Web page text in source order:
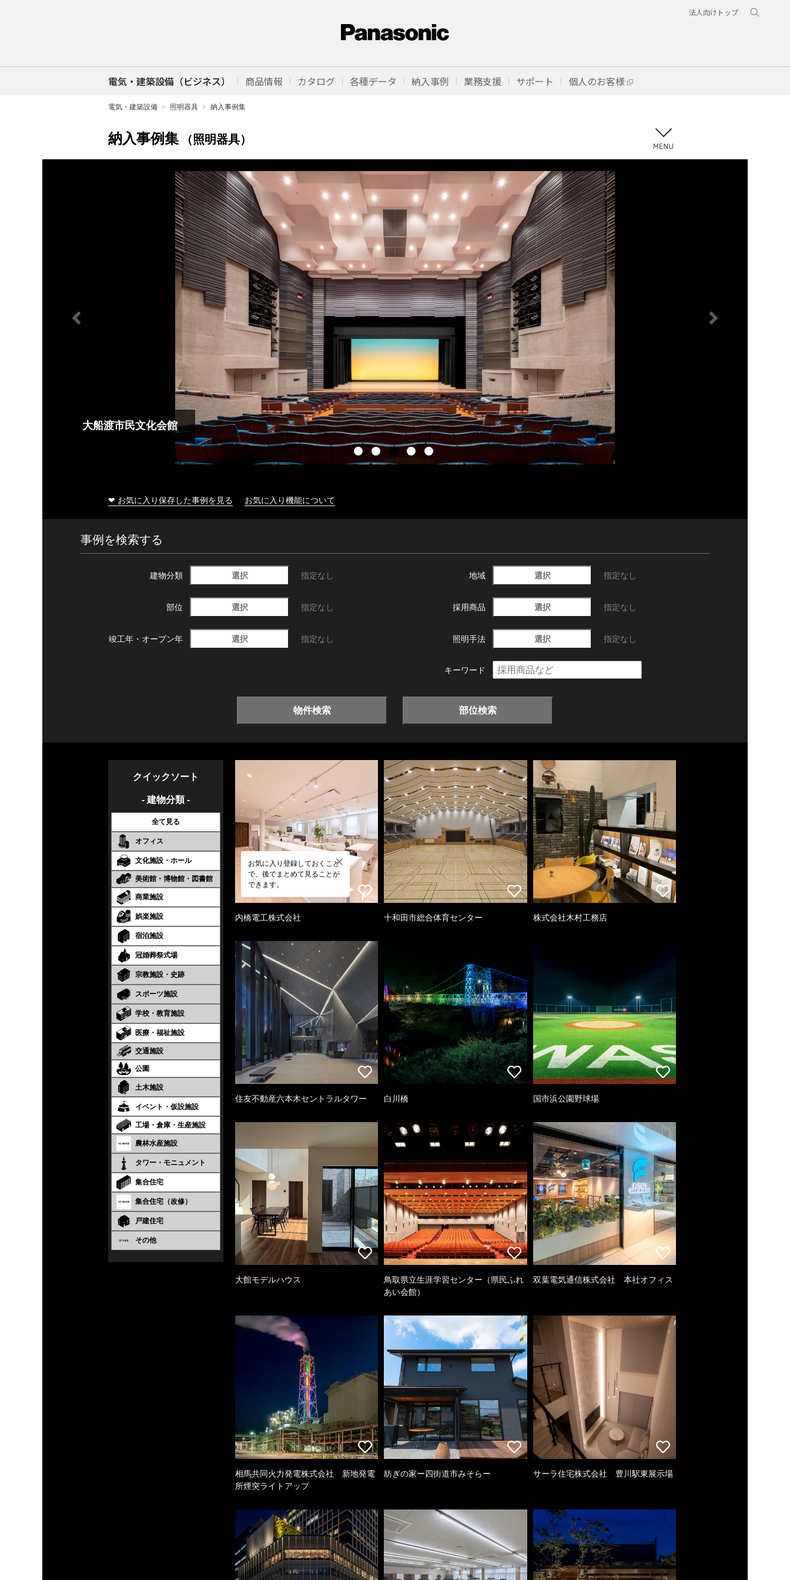
法人向けトップ
電気・建築設備（ビジネス） 商品情報 カタログ 各種データ 納入事例 業務支援 サポート 個人のお客様
電気・建築設備 照明器具 納入事例集
納入事例集 （照明器具）
大船渡市民文化会館
❤ お気に入り保存した事例を見る お気に入り機能について
事例を検索する
建物分類 選択 指定なし 地域 選択 指定なし
部位 選択 指定なし 採用商品 選択 指定なし
竣工年・ オープン年 選択 指定なし 照明手法 選択 指定なし
キーワード
物件検索 部位検索
クイックソート
- 建物分類 -
全て見る
オフィス
文化施設・ホール
美術館・博物館・図書館
商業施設
娯楽施設
宿泊施設
冠婚葬祭式場
宗教施設・史跡
スポーツ施設
学校・教育施設
医療・福祉施設
交通施設
公園
土木施設
イベント・仮設施設
工場・倉庫・生産施設
農林水産施設
タワー・モニュメント
集合住宅
集合住宅（改修）
戸建住宅
その他
お気に入り登録しておくこと
で、後でまとめて見ることが
できます。
内橋電工株式会社 十和田市総合体育センター 株式会社木村工務店
住友不動産六本木セントラルタワー 白川橋 国市浜公園野球場
大館モデルハウス
鳥取県立生涯学習センター（県民ふれ
あい会館）
双葉電気通信株式会社 本社オフィス
相馬共同火力発電株式会社 新地発電
所煙突ライトアップ
紡ぎの家ー四街道市みそらー サーラ住宅株式会社 豊川駅東展示場